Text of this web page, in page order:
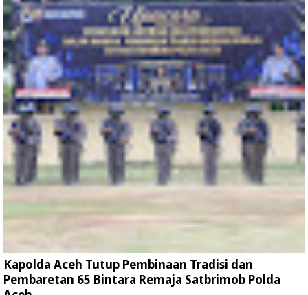
Kapolda Aceh Tutup Pembinaan Tradisi dan
Pembaretan 65 Bintara Remaja Satbrimob Polda